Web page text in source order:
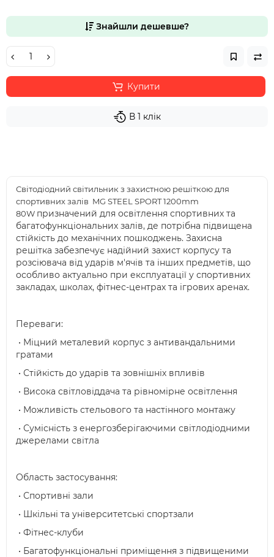
Знайшли дешевше?
Купити
В 1 клік
Світодіодний світильник з захистною решіткою для
спортивних залів MG STEEL SPORT 1200mm
80W призначений для освітлення спортивних та
багатофункціональних залів, де потрібна підвищена
стійкість до механічних пошкоджень. Захисна
решітка забезпечує надійний захист корпусу та
розсіювача від ударів м'ячів та інших предметів, що
особливо актуально при експлуатації у спортивних
закладах, школах, фітнес-центрах та ігрових аренах.
Переваги:
• Міцний металевий корпус з антивандальними
гратами
• Стійкість до ударів та зовнішніх впливів
• Висока світловіддача та рівномірне освітлення
• Можливість стельового та настінного монтажу
• Сумісність з енергозберігаючими світлодіодними
джерелами світла
Область застосування:
• Спортивні зали
• Шкільні та університетські спортзали
• Фітнес-клуби
• Багатофункціональні приміщення з підвищеними